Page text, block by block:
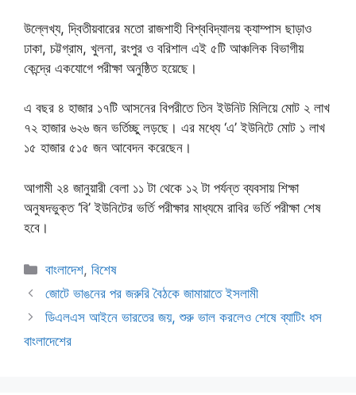
উল্লেখ্য, দ্বিতীয়বারের মতো রাজশাহী বিশ্ববিদ্যালয় ক্যাম্পাস ছাড়াও
ঢাকা, চট্টগ্রাম, খুলনা, রংপুর ও বরিশাল এই ৫টি আঞ্চলিক বিভাগীয়
কেন্দ্রে একযোগে পরীক্ষা অনুষ্ঠিত হয়েছে।
এ বছর ৪ হাজার ১৭টি আসনের বিপরীতে তিন ইউনিট মিলিয়ে মোট ২ লাখ
৭২ হাজার ৬২৬ জন ভর্তিচ্ছু লড়ছে। এর মধ্যে ‘এ’ ইউনিটে মোট ১ লাখ
১৫ হাজার ৫১৫ জন আবেদন করেছেন।
আগামী ২৪ জানুয়ারী বেলা ১১ টা থেকে ১২ টা পর্যন্ত ব্যবসায় শিক্ষা
অনুষদভুক্ত ‘বি’ ইউনিটের ভর্তি পরীক্ষার মাধ্যমে রাবির ভর্তি পরীক্ষা শেষ
হবে।
Categories
বাংলাদেশ,বিশেষ
জোটে ভাঙনের পর জরুরি বৈঠকে জামায়াতে ইসলামী
ডিএলএস আইনে ভারতের জয়, শুরু ভাল করলেও শেষে ব্যাটিং ধস
বাংলাদেশের